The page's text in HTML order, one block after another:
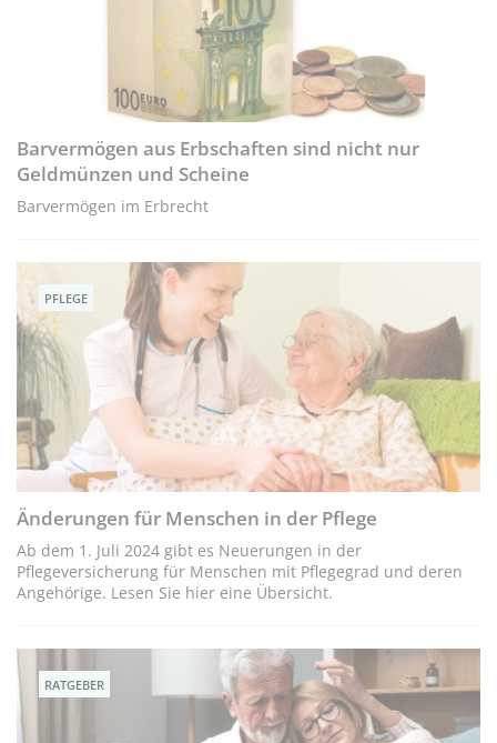
Barvermögen aus Erbschaften sind nicht nur
Geldmünzen und Scheine
Barvermögen im Erbrecht
PFLEGE
Änderungen für Menschen in der Pflege
Ab dem 1. Juli 2024 gibt es Neuerungen in der
Pflegeversicherung für Menschen mit Pflegegrad und deren
Angehörige. Lesen Sie hier eine Übersicht.
RATGEBER